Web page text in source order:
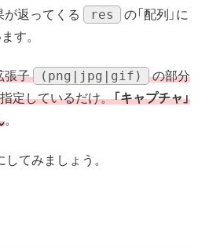
が返ってくる res
の「配列」に
す。
張子 (png|jpg|gif)
の部分
指定しているだけ。「キャプチャ」
。
してみましょう。